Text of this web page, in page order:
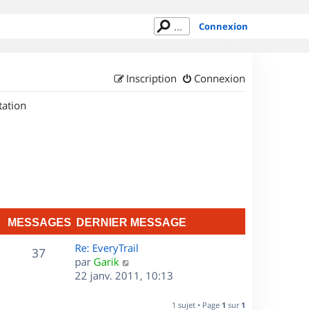
Connexion
Connexion
Inscription
MESSAGES DERNIER MESSAGE
37M
D
e
r
Re: EveryTrail
par Garik
o
22 janv. 2011, 10:13
1 sujet • Page 1 sur 1